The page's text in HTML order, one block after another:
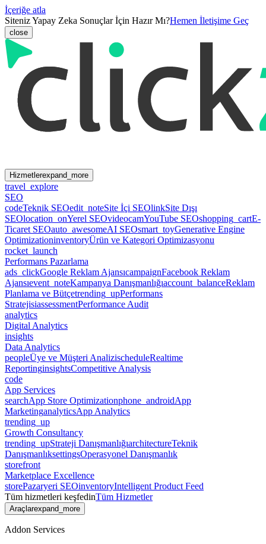
İçeriğe atla
Siteniz Yapay Zeka Sonuçlar İçin Hazır Mı?Hemen İletişime Geç
close
Hizmetlerexpand_more
travel_explore
SEO
codeTeknik SEOedit_noteSite İçi SEOlinkSite Dışı
SEOlocation_onYerel SEOvideocamYouTube SEOshopping_cartE-
Ticaret SEOauto_awesomeAI SEOsmart_toyGenerative Engine
OptimizationinventoryÜrün ve Kategori Optimizasyonu
rocket_launch
Performans Pazarlama
ads_clickGoogle Reklam AjansıcampaignFacebook Reklam
Ajansıevent_noteKampanya Danışmanlığıaccount_balanceReklam
Planlama ve Bütçetrending_upPerformans
StratejisiassessmentPerformance Audit
analytics
Digital Analytics
insights
Data Analytics
peopleÜye ve Müşteri AnalizischeduleRealtime
ReportinginsightsCompetitive Analysis
code
App Services
searchApp Store Optimizationphone_androidApp
MarketinganalyticsApp Analytics
trending_up
Growth Consultancy
trending_upStrateji DanışmanlığıarchitectureTeknik
DanışmanlıksettingsOperasyonel Danışmanlık
storefront
Marketplace Excellence
storePazaryeri SEOinventoryIntelligent Product Feed
Tüm hizmetleri keşfedinTüm Hizmetler
Araçlarexpand_more
Addon Services